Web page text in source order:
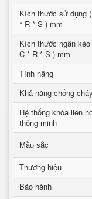
Kích thước sử dụng
* R * S ) mm
Kích thước ngăn kéo
C * R * S ) mm
Tính năng
Khả năng chống cháy
Hệ thống khóa liên
thông minh
Mầu sắc
Thương hiệu
Bảo hành